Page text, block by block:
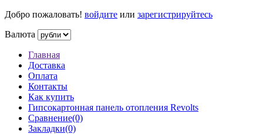
Добро пожаловать! войдите или зарегистрируйтесь
Валюта
Главная
Доставка
Оплата
Контакты
Как купить
Гипсокартонная панель отопления Revolts
Сравнение(0)
Закладки(0)